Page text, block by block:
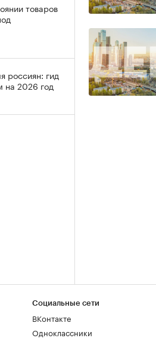
товаров
россиян: гид
на 2026 год
Социальные сети
ВКонтакте
Одноклассники